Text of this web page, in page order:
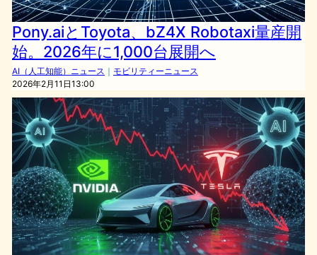
Pony.aiとToyota、bZ4X Robotaxi量産開
始。2026年に1,000台展開へ
AI（人工知能）ニュース ｜ モビリティーニュース
2026年2月11日13:00